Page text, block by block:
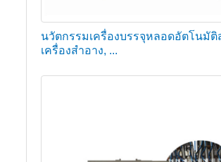
นวัตกรรมเครื่องบรรจุหลอดอัตโนมั
เครื่องสำอาง, ...